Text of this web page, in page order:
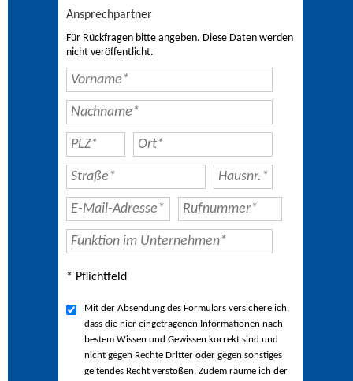
Ansprechpartner
Für Rückfragen bitte angeben. Diese Daten werden
nicht veröffentlicht.
* Pflichtfeld
Mit der Absendung des Formulars versichere ich,
dass die hier eingetragenen Informationen nach
bestem Wissen und Gewissen korrekt sind und
nicht gegen Rechte Dritter oder gegen sonstiges
geltendes Recht verstoßen. Zudem räume ich der